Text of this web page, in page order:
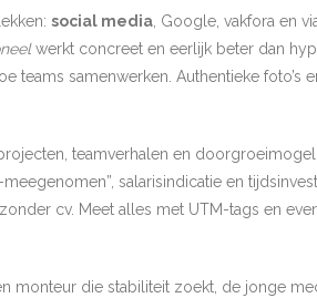
social media , Google, vakfora en
werkt concreet en eerlijk beter dan
samenwerken. Authentieke foto’s
teamverhalen en
salarisindicatie en
cv. Meet alles met UTM-tags en
monteur die stabiliteit zoekt, de jonge